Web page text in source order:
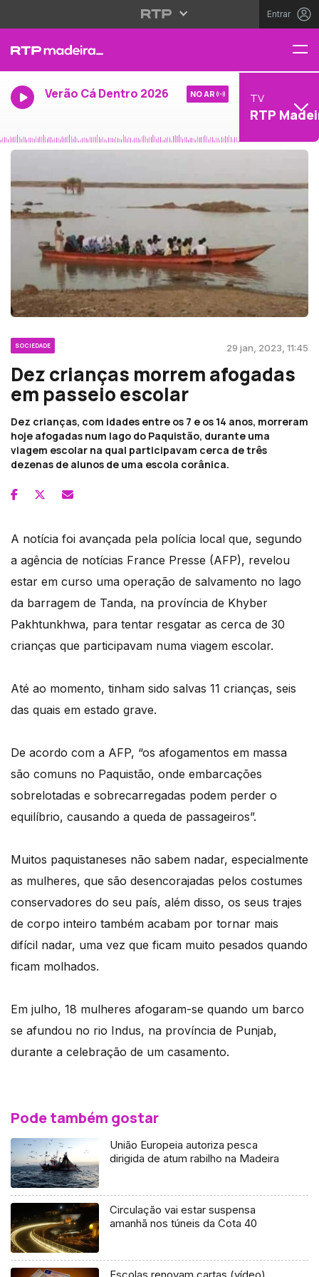
Entrar
Verão Cá Dentro 2026 NO AR TV
RTP
SOCIEDADE 29 jan, 2023, 11:45
Dez crianças morrem afogadas
em passeio escolar
Dez crianças, com idades entre os 7 e os 14 anos, morreram
hoje afogadas num lago do Paquistão, durante uma
viagem escolar na qual participavam cerca de três
dezenas de alunos de uma escola corânica.
A notícia foi avançada pela polícia local que, segundo
a agência de notícias France Presse (AFP), revelou
estar em curso uma operação de salvamento no lago
da barragem de Tanda, na província de Khyber
Pakhtunkhwa, para tentar resgatar as cerca de 30
crianças que participavam numa viagem escolar.
Até ao momento, tinham sido salvas 11 crianças, seis
das quais em estado grave.
De acordo com a AFP, “os afogamentos em massa
são comuns no Paquistão, onde embarcações
sobrelotadas e sobrecarregadas podem perder o
equilíbrio, causando a queda de passageiros”.
Muitos paquistaneses não sabem nadar, especialmente
as mulheres, que são desencorajadas pelos costumes
conservadores do seu país, além disso, os seus trajes
de corpo inteiro também acabam por tornar mais
difícil nadar, uma vez que ficam muito pesados quando
ficam molhados.
Em julho, 18 mulheres afogaram-se quando um barco
se afundou no rio Indus, na província de Punjab,
durante a celebração de um casamento.
Pode também gostar
União Europeia autoriza pesca
dirigida de atum rabilho na Madeira
Circulação vai estar suspensa
amanhã nos túneis da Cota 40